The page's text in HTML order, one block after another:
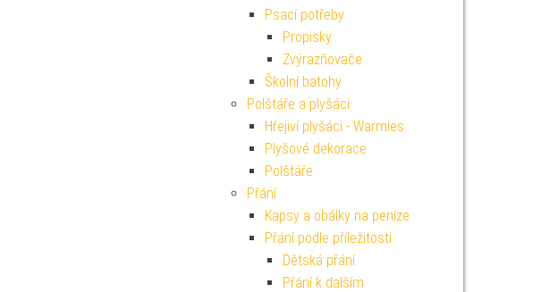
Psací potřeby
Propisky
Zvýrazňovače
Školní batohy
Polštáře a plyšáci
Hřejiví plyšáci - Warmies
Plyšové dekorace
Polštáře
Přání
Kapsy a obálky na peníze
Přání podle příležitosti
Dětská přání
Přání k dalším